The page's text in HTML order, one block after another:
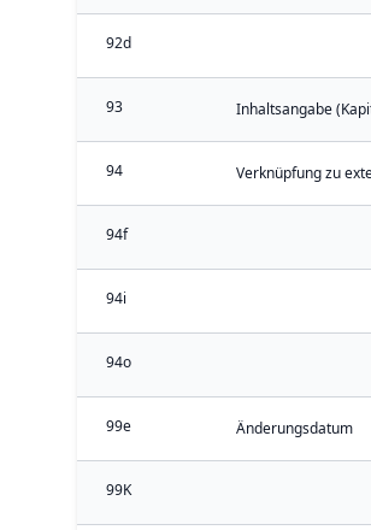
92d
93 Inhaltsangabe
94 Verknüpfung zu
94f
94i
94o
99e Änderungsdatum
99K